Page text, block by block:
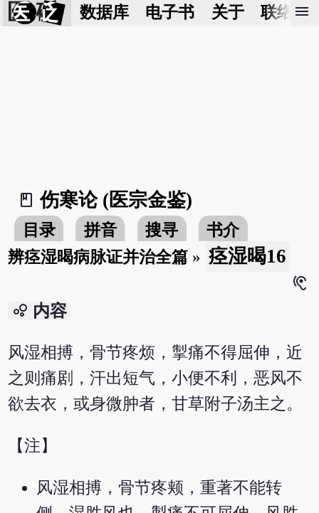
医 砭 数据库 电子书 关于 联络我
menu
book_2
伤寒论 (医宗金鉴)
目录 拼音 搜寻
书介
辨痉湿暍病脉证并治全篇 » 痉湿暍16
hearing
bubble_chart 内容
风湿相搏，骨节疼烦，掣痛不得屈伸，近
之则痛剧，汗出短气，小便不利，恶风不
欲去衣，或身微肿者，甘草附子汤主之。
【注】
风湿相搏，骨节疼颊，重著不能转